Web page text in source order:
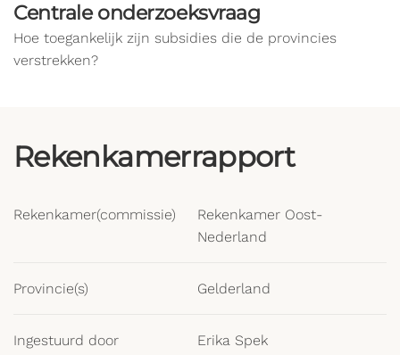
Centrale onderzoeksvraag
Hoe toegankelijk zijn subsidies die de provincies
verstrekken?
Rekenkamerrapport
Rekenkamer(commissie)
Rekenkamer Oost-
Nederland
Provincie(s) Gelderland
Ingestuurd door Erika Spek